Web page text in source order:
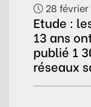
28 février
Etude :
13 ans
publié 1
réseaux